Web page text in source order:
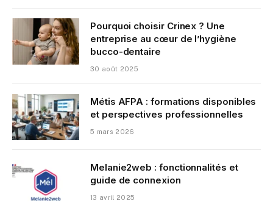
Pourquoi choisir Crinex ? Une
entreprise au cœur de l’hygiène
bucco-dentaire
30 août 2025
Métis AFPA : formations disponibles
et perspectives professionnelles
5 mars 2026
Melanie2web : fonctionnalités et
guide de connexion
13 avril 2025